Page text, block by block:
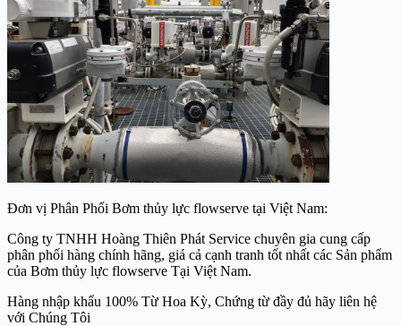
Đơn vị Phân Phối Bơm thủy lực flowserve tại Việt Nam:
Công ty TNHH Hoàng Thiên Phát Service chuyên gia cung cấp
phân phối hàng chính hãng, giá cả cạnh tranh tốt nhất các Sản phẩm
của Bơm thủy lực flowserve Tại Việt Nam.
Hàng nhập khẩu 100% Từ Hoa Kỳ, Chứng từ đầy đủ hãy liên hệ
với Chúng Tôi